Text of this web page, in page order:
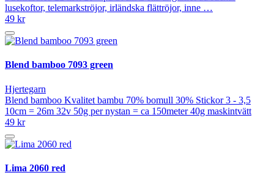
lusekoftor, telemarkströjor, irländska flättröjor, inne …
49 kr
Blend bamboo 7093 green
Hjertegarn
Blend bamboo Kvalitet bambu 70% bomull 30% Stickor 3 - 3,5
10cm = 26m 32v 50g per nystan = ca 150meter 40g maskintvätt
49 kr
Lima 2060 red